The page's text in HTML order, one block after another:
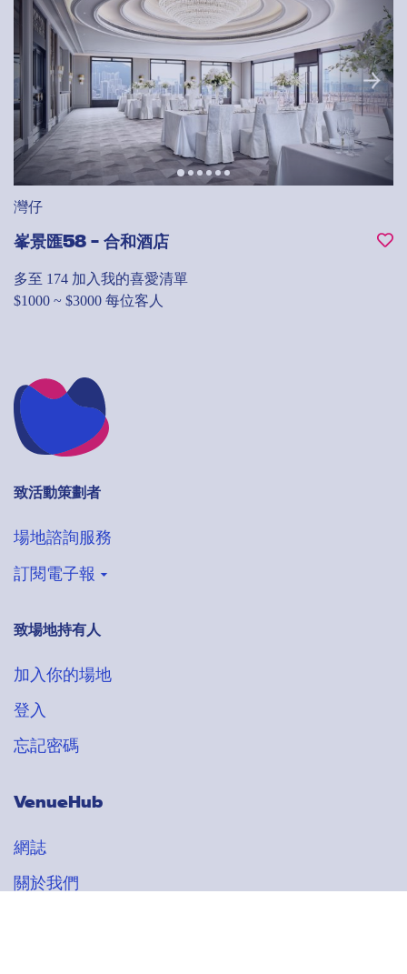
灣仔
峯景匯58 - 合和酒店
多至 174 加入我的喜愛清單
$1000 ~ $3000 每位客人
多至 90加入我的喜愛清單
多至 100
$130 ~ $700 每小時
多至 500加入我的喜愛清單
多至 30加入我的喜愛清單
多至 100加入我的喜愛清單
多至 1800加入我的喜愛清單
致活動策劃者
場地諮詢服務
訂閱電子報
登記收取VenueHub電子通訊
搶先獲得最新場地情報
致場地持有人
加入你的場地
登入
忘記密碼
VenueHub
網誌
關於我們